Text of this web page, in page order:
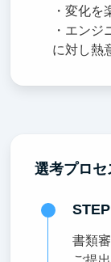
・変化を
・エン
に対し熱
選考プロセ
書類